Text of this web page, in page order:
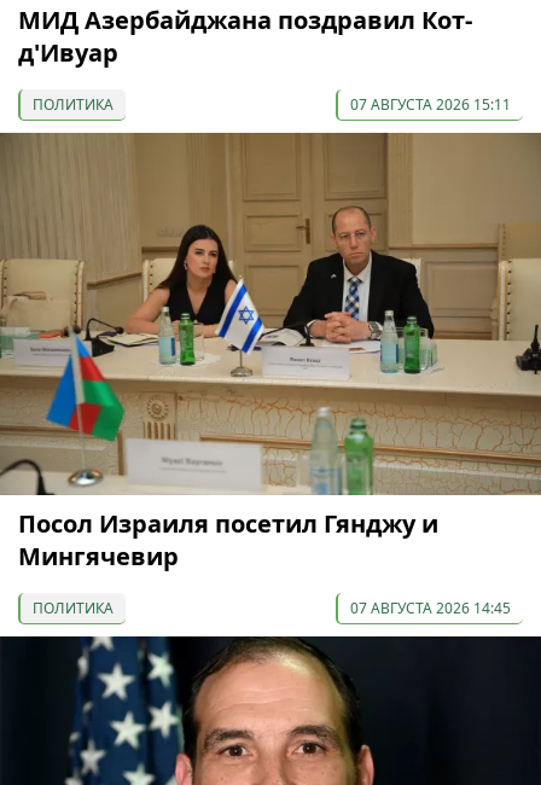
МИД Азербайджана поздравил Кот-
д'Ивуар
ПОЛИТИКА 07 АВГУСТА 2026 15:11
Посол Израиля посетил Гянджу и
Мингячевир
ПОЛИТИКА 07 АВГУСТА 2026 14:45